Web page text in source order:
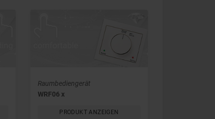
Raumbediengerät
WRF06 x
PRODUKT ANZEIGEN